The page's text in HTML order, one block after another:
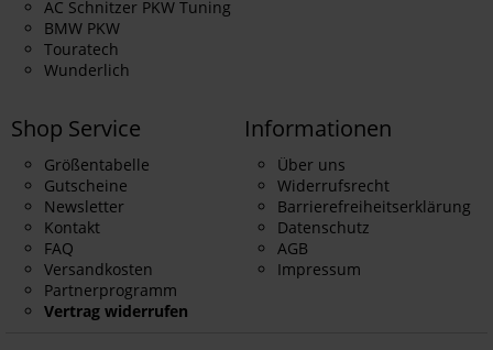
Größe
& Mützen in
cm
55 - 56 cm 57 cm
cm
M 58 cm
59 - 60
cm
55 - 56
59 - 60 cm
AC Schnitzer PKW Tuning
BMW PKW
Touratech
Wunderlich
Shop Service
Größentabelle
Gutscheine
Newsletter
Kontakt
FAQ
Versandkosten
Partnerprogramm
Vertrag widerrufen
Informationen
Über uns
Widerrufsrecht
Barrierefreiheitserklärung
Datenschutz
AGB
Impressum